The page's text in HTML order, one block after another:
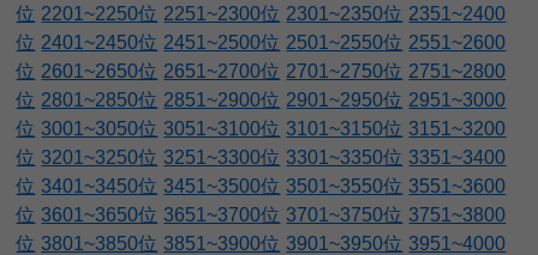
位 2201~2250位 2251~2300位 2301~2350位 2351~2400
位 2401~2450位 2451~2500位 2501~2550位 2551~2600
位 2601~2650位 2651~2700位 2701~2750位 2751~2800
位 2801~2850位 2851~2900位 2901~2950位 2951~3000
位 3001~3050位 3051~3100位 3101~3150位 3151~3200
位 3201~3250位 3251~3300位 3301~3350位 3351~3400
位 3401~3450位 3451~3500位 3501~3550位 3551~3600
位 3601~3650位 3651~3700位 3701~3750位 3751~3800
位 3801~3850位 3851~3900位 3901~3950位 3951~4000